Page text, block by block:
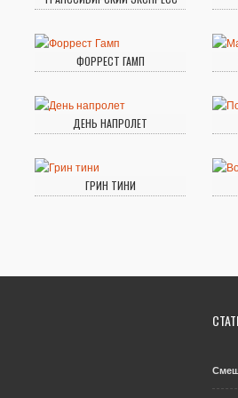
ФОРРЕСТ ГАМП
ДЕНЬ НАПРОЛЕТ
ГРИН ТИНИ